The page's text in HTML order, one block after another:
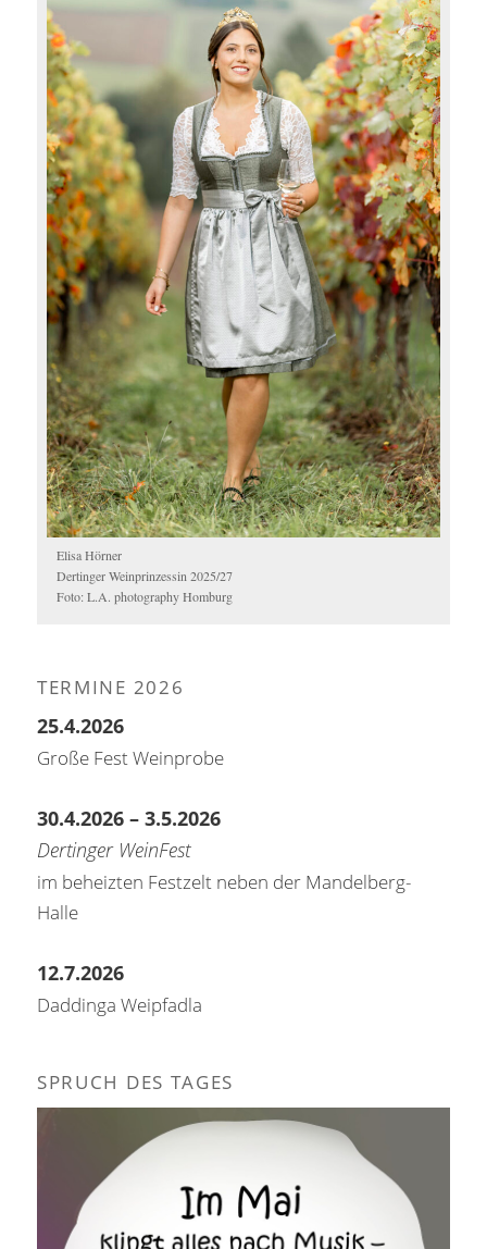
Elisa Hörner
Dertinger Weinprinzessin 2025/27
Foto: L.A. photography Homburg
TERMINE 2026
25.4.2026
Große Fest Weinprobe
30.4.2026 – 3.5.2026
Dertinger WeinFest
im beheizten Festzelt neben der Mandelberg-
Halle
12.7.2026
Daddinga Weipfadla
SPRUCH DES TAGES